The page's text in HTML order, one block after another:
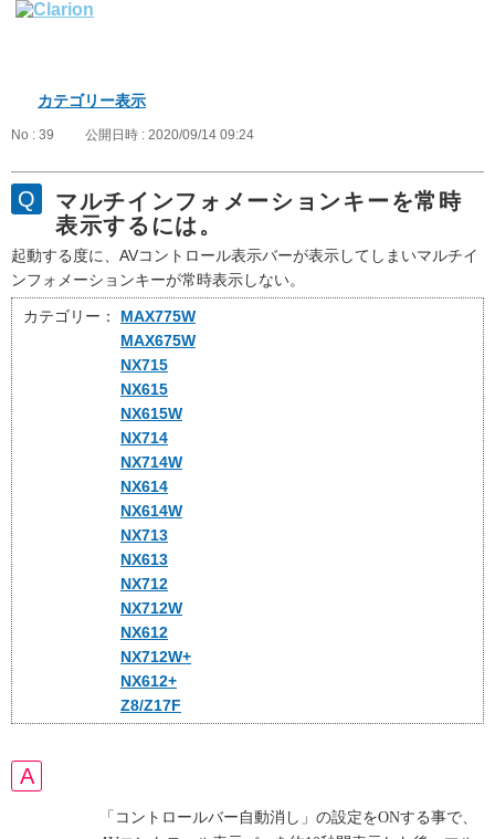
カテゴリー表示
No : 39 公開日時 : 2020/09/14 09:24
マルチインフォメーションキーを常時
表示するには。
起動する度に、AVコントロール表示バーが表示してしまいマルチイ
ンフォメーションキーが常時表示しない。
カテゴリー：
MAX775W
MAX675W
NX715
NX615
NX615W
NX714
NX714W
NX614
NX614W
NX713
NX613
NX712
NX712W
NX612
NX712W+
NX612+
Z8/Z17F
「コントロールバー自動消し」の設定をONする事で、